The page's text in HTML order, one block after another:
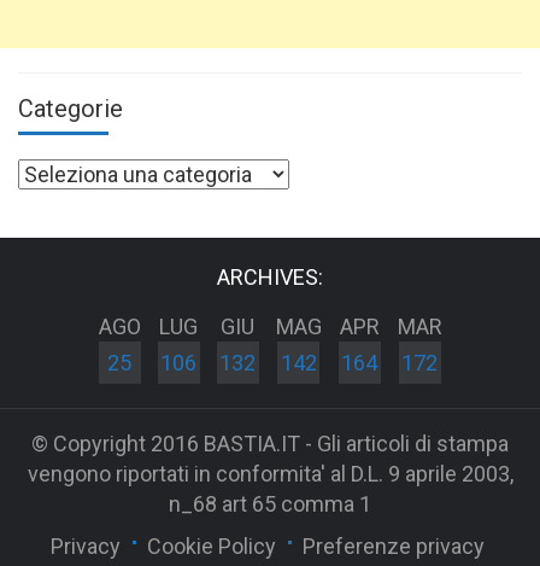
Categorie
Categorie
ARCHIVES:
AGO
25
LUG
106
GIU
132
MAG
142
APR
164
MAR
172
© Copyright 2016 BASTIA.IT - Gli articoli di stampa
vengono riportati in conformita' al D.L. 9 aprile 2003,
n_68 art 65 comma 1
Privacy
Cookie Policy Preferenze privacy